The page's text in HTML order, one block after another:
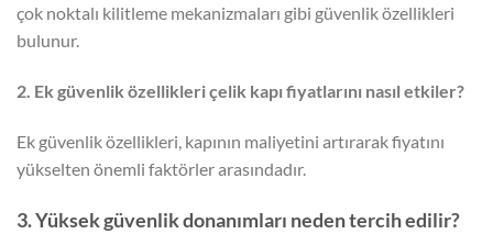
çok noktalı kilitleme mekanizmaları gibi güvenlik özellikleri
bulunur.
2. Ek güvenlik özellikleri çelik kapı fiyatlarını nasıl etkiler?
Ek güvenlik özellikleri, kapının maliyetini artırarak fiyatını
yükselten önemli faktörler arasındadır.
3. Yüksek güvenlik donanımları neden tercih edilir?